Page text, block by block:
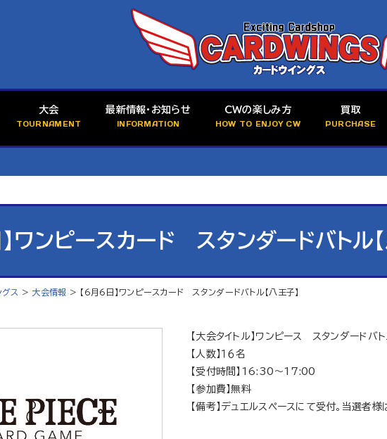
大会
TOURNAMENT
最新情報・お知らせ
INFORMATION
CWの楽しみ方
HOW TO ENJOY CW
買取
PURCHASE
ワンピースカード スタンダードバトル【
グス > 大会情報 > 【6月6日】ワンピースカード スタンダードバトル【八王子】
【大会タイトル】ワンピース スタンダードバ
【人数】１６名
【受付時間】16:30～17:00
【参加費】無料
【備考】デュエルスペースにて受付。当選者